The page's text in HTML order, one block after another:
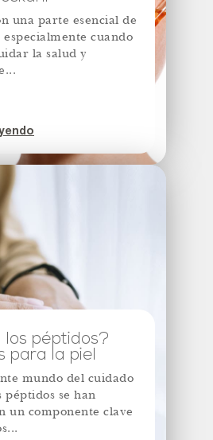
una parte esencial de
especialmente cuando
la salud y
los péptidos?
para la piel
mundo del cuidado
péptidos se han
un componente clave